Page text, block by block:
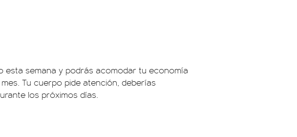
esta semana y podrás acomodar tu economía
Tu cuerpo pide atención, deberías
los próximos días.